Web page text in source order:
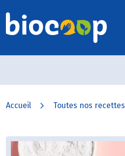
Accueil Toutes nos recettes